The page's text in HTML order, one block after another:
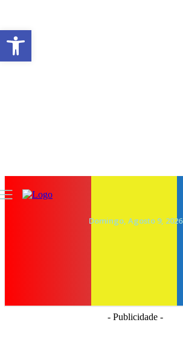
Domingo, Agosto 9, 2026
- Publicidade -
Abrir a barra de ferramentas